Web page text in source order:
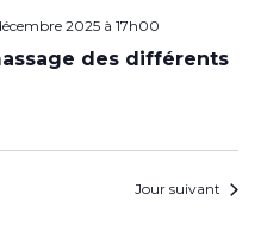
2025 à 17h00
des différents
Jour suivant